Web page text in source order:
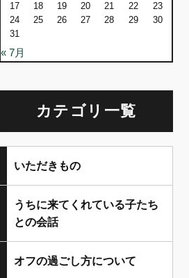
17
18 19 20 21 22
23
24
25 26 27 28 29
30
31
« 7月
カテゴリ一覧
いただきもの
うちに来てくれている子たち
との会話
オフの過ごし方について